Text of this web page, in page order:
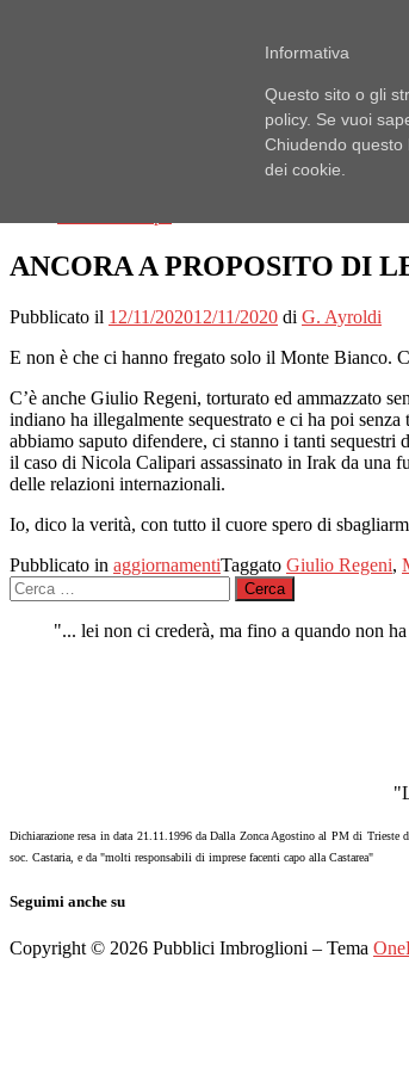
ANCORA A PROPOSITO DI
Pubblicato il 12/11/202012/11/2020 di G. Ayroldi
E non è che ci hanno fregato solo il Monte Bianco.
C’è anche Giulio Regeni, torturato ed ammazzato
indiano ha illegalmente sequestrato e ci ha poi
abbiamo saputo difendere, ci stanno i tanti
il caso di Nicola Calipari assassinato in Irak da una
delle relazioni internazionali.
Io, dico la verità, con tutto il cuore spero di
Pubblicato in aggiornamentiTaggato Giulio Regeni,
Ricerca
per:
"... lei non ci crederà, ma fino a quando non
Dichiarazione resa in data 21.11.1996 da Dalla Zonca Agostino al PM di
soc. Castaria, e da "molti responsabili di imprese facenti capo alla Castarea"
Seguimi anche su
Copyright © 2026 Pubblici Imbroglioni – Tema
Informativa
Questo sito o gli
policy. Se vuoi
Chiudendo questo
dei cookie.